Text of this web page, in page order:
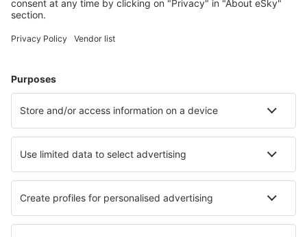
Kars Airport (KSY)
Kastamonu Airport (KFS)
Malatya Erhac (MLX)
Mardin Airport (MQM)
Merzifon Airport (MZH)
Bodrum
Mus Airport (MSR)